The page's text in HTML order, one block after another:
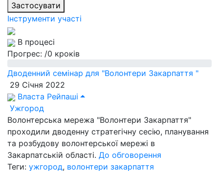
Застосувати
Інструменти участі
В процесі
Прогрес: /0 кроків
Дводенний семінар для "Волонтери Закарпаття "
29 Січня 2022
Власта Рейпаші
Ужгород
Волонтерська мережа "Волонтери Закарпаття"
проходили дводенну стратегічну сесію, планування
та розбудову волонтерської мережі в
Закарпатській області. До обговорення
Теги: ужгород, волонтери закарпаття